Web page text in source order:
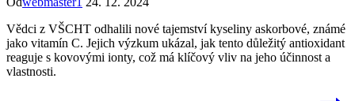
Vědci z VŠCHT odhalili nové tajemství kyseliny askorbové, známé
jako vitamín C. Jejich výzkum ukázal, jak tento důležitý antioxidant
reaguje s kovovými ionty, což má klíčový vliv na jeho účinnost a
vlastnosti.